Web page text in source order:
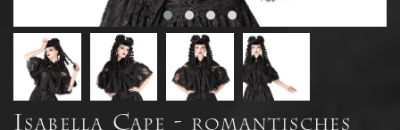
Isabella Cape - romantisches